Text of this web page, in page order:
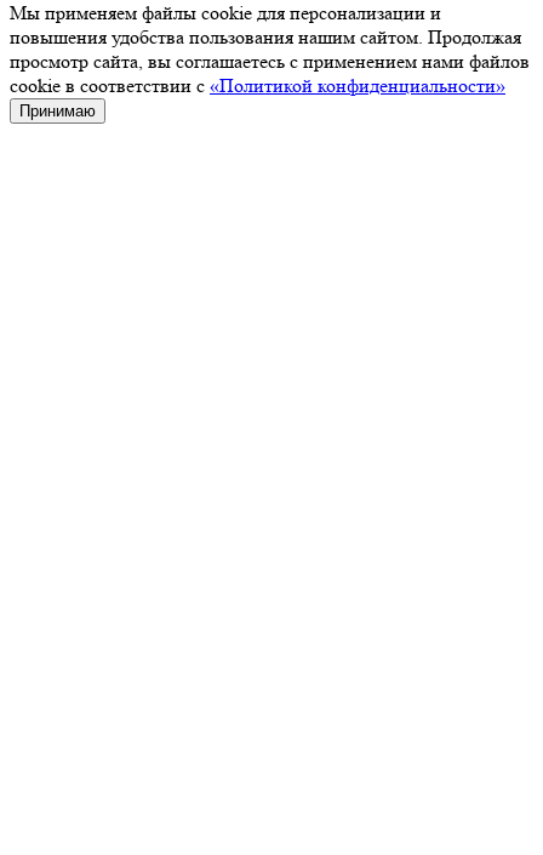
Мы применяем файлы cookie для персонализации и
повышения удобства пользования нашим сайтом. Продолжая
просмотр сайта, вы соглашаетесь с применением нами файлов
cookie в соответствии с «Политикой конфиденциальности»
Принимаю